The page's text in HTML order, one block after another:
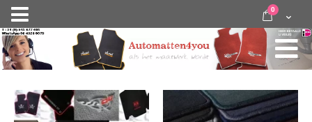
Nav
activeren
door
inhoud
Cart
0 items